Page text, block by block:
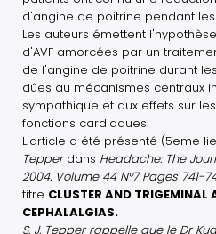
d'angine de poitrine pendant
Les auteurs émettent
d'AVF amorcées par un
de l'angine de poitrine durant
dûes au mécanismes centraux
sympathique et aux effets sur
fonctions cardiaques.
L'article a été présenté (5eme
Tepperdans Headache: The
2004. Volume 44 N°7 Pages 741-
titre CLUSTER AND TRIGEMINAL
CEPHALALGIAS.
S. J. Tepper rappelle que le Dr